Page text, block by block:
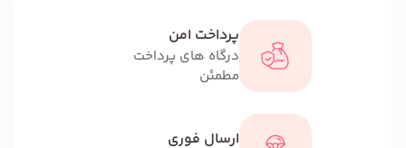
پرداخت امن
درگاه های پرداخت
مطمئن
ارسال فوری